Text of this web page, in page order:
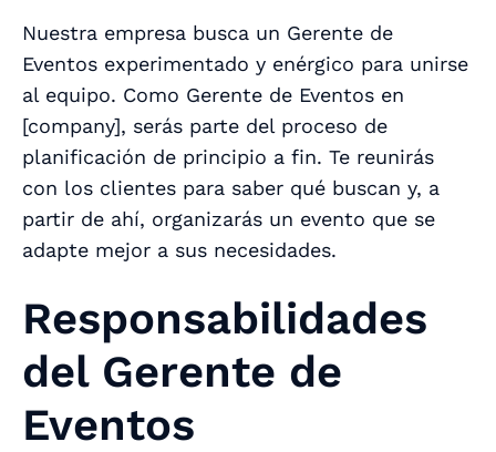
Nuestra empresa busca un Gerente de
Eventos experimentado y enérgico para unirse
al equipo. Como Gerente de Eventos en
[company], serás parte del proceso de
planificación de principio a fin. Te reunirás
con los clientes para saber qué buscan y, a
partir de ahí, organizarás un evento que se
adapte mejor a sus necesidades.
Responsabilidades
del Gerente de
Eventos